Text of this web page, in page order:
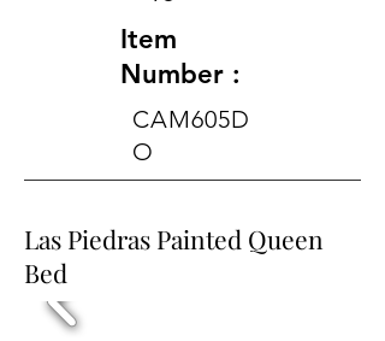
Item
Number :
CAM605D
O
Las Piedras Painted Queen
Bed